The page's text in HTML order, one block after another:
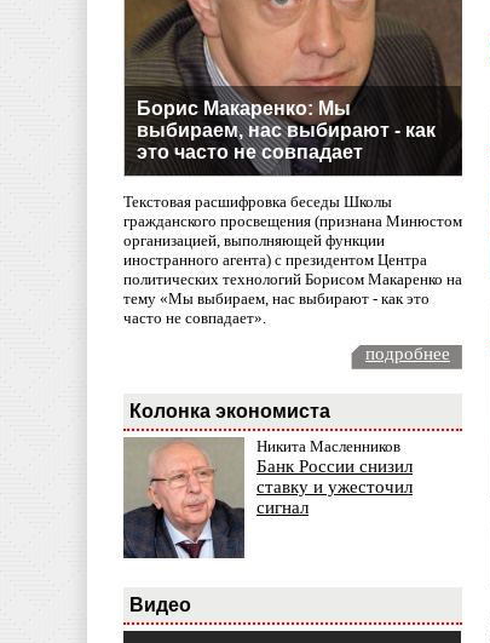
Борис Макаренко: Мы
выбираем, нас выбирают - как
это часто не совпадает
Текстовая расшифровка беседы Школы
гражданского просвещения (признана Минюстом
организацией, выполняющей функции
иностранного агента) с президентом Центра
политических технологий Борисом Макаренко на
тему «Мы выбираем, нас выбирают - как это
часто не совпадает».
подробнее
Колонка экономиста
Никита Масленников
Банк России снизил
ставку и ужесточил
сигнал
Видео